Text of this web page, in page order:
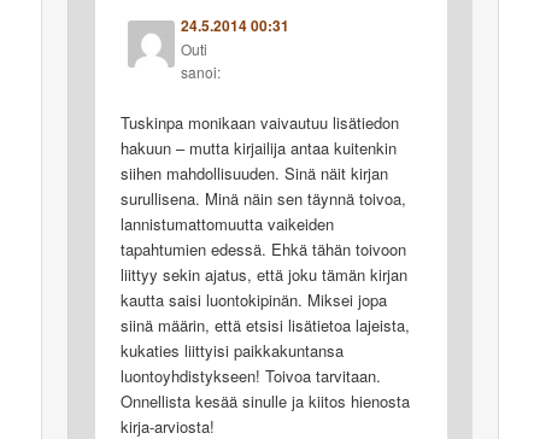
24.5.2014 00:31
Outi
sanoi:
Tuskinpa monikaan vaivautuu lisätiedon
hakuun – mutta kirjailija antaa kuitenkin
siihen mahdollisuuden. Sinä näit kirjan
surullisena. Minä näin sen täynnä toivoa,
lannistumattomuutta vaikeiden
tapahtumien edessä. Ehkä tähän toivoon
liittyy sekin ajatus, että joku tämän kirjan
kautta saisi luontokipinän. Miksei jopa
siinä määrin, että etsisi lisätietoa lajeista,
kukaties liittyisi paikkakuntansa
luontoyhdistykseen! Toivoa tarvitaan.
Onnellista kesää sinulle ja kiitos hienosta
kirja-arviosta!